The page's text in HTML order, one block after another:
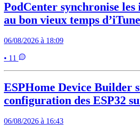
PodCenter synchronise les
au bon vieux temps
06/08/2026 à 18:09
• 11
ESPHome Device Builder
configuration des ESP32
06/08/2026 à 16:43